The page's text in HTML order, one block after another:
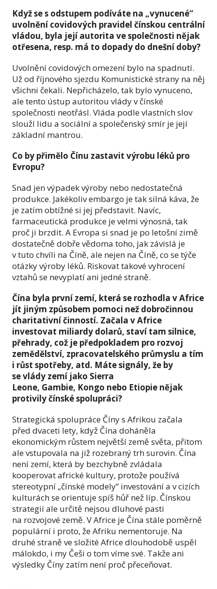
Když se s odstupem podíváte na „vynucené“
uvolnění covidových pravidel čínskou centrální
vládou, byla její autorita ve společnosti nějak
otřesena, resp. má to dopady do dnešní doby?
Uvolnění covidových omezení bylo na spadnutí.
Už od říjnového sjezdu Komunistické strany na něj
všichni čekali. Nepřicházelo, tak bylo vynuceno,
ale tento ústup autoritou vlády v čínské
společnosti neotřásl. Vláda podle vlastních slov
slouží lidu a sociální a společenský smír je její
základní mantrou.
Co by přimělo Čínu zastavit výrobu léků pro
Evropu?
Snad jen výpadek výroby nebo nedostatečná
produkce. Jakékoliv embargo je tak silná káva, že
je zatím obtížné si jej představit. Navíc,
farmaceutická produkce je velmi výnosná, tak
proč ji brzdit. A Evropa si snad je po letošní zimě
dostatečně dobře vědoma toho, jak závislá je
v tuto chvíli na Číně, ale nejen na Číně, co se týče
otázky výroby léků. Riskovat takové vyhrocení
vztahů se nevyplatí ani jedné straně.
Čína byla první zemí, která se rozhodla v Africe
jít jiným způsobem pomoci než dobročinnou
charitativní činností. Začala v Africe
investovat miliardy dolarů, staví tam silnice,
přehrady, což je předpokladem pro rozvoj
zemědělství, zpracovatelského průmyslu a tím
i růst spotřeby, atd. Máte signály, že by
se vlády zemí jako Sierra
Leone, Gambie, Kongo nebo Etiopie nějak
protivily čínské spolupráci?
Strategická spolupráce Číny s Afrikou začala
před dvaceti lety, když Čína doháněla
ekonomickým růstem největší země světa, přitom
ale vstupovala na již rozebraný trh surovin. Čína
není zemí, která by bezchybně zvládala
kooperovat africké kultury, protože používá
stereotypní „čínské modely” investování a v cizích
kulturách se orientuje spíš hůř než líp. Čínskou
strategií ale určitě nejsou dluhové pasti
na rozvojové země. V Africe je Čína stále poměrně
populární i proto, že Afriku nementoruje. Na
druhé straně ve složité Africe dlouhodobě uspěl
málokdo, i my Češi o tom víme své. Takže ani
výsledky Číny zatím není proč přeceňovat.